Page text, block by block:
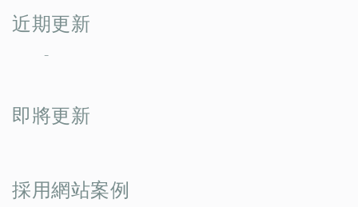
近期更新
-
即將更新
採用網站案例